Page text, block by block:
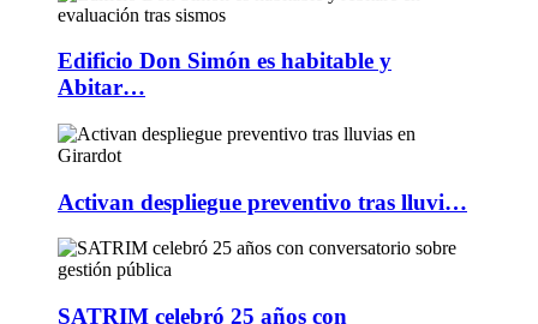
Edificio Don Simón es habitable y
Abitar…
Activan despliegue preventivo tras lluvi…
SATRIM celebró 25 años con